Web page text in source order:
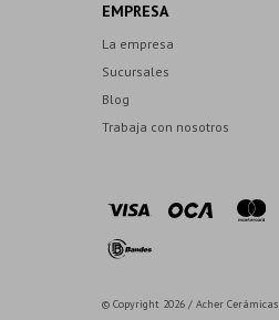
EMPRESA
La empresa
Sucursales
Blog
Trabaja con nosotros
© Copyright 2026 / Acher Cerámicas